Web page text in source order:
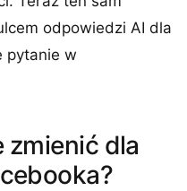
odpowiedzi AI dla
pytanie w
zmienić dla